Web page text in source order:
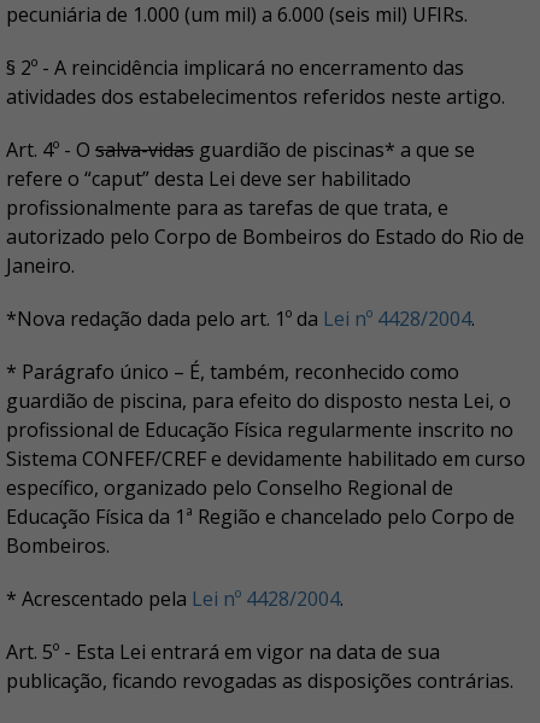
pecuniária de 1.000 (um mil) a 6.000 (seis mil) UFIRs.
§ 2º - A reincidência implicará no encerramento das
atividades dos estabelecimentos referidos neste artigo.
Art. 4º - O salva-vidas guardião de piscinas* a que se
refere o “caput” desta Lei deve ser habilitado
profissionalmente para as tarefas de que trata, e
autorizado pelo Corpo de Bombeiros do Estado do Rio de
Janeiro.
*Nova redação dada pelo art. 1º da Lei nº 4428/2004.
* Parágrafo único – É, também, reconhecido como
guardião de piscina, para efeito do disposto nesta Lei, o
profissional de Educação Física regularmente inscrito no
Sistema CONFEF/CREF e devidamente habilitado em curso
específico, organizado pelo Conselho Regional de
Educação Física da 1ª Região e chancelado pelo Corpo de
Bombeiros.
* Acrescentado pela Lei nº 4428/2004.
Art. 5º - Esta Lei entrará em vigor na data de sua
publicação, ficando revogadas as disposições contrárias.